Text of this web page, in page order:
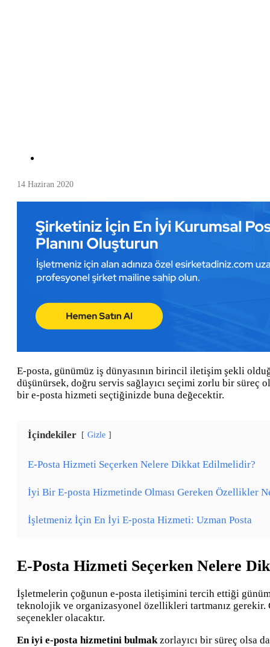
14 Haziran 2020
E-posta, günümüz iş dünyasının birincil iletişim şekli
düşünürsek, doğru servis sağlayıcı seçimi zorlu bir süreç
bir e-posta hizmeti seçtiğinizde buna değecektir.
İçindekiler Gizle
E-Posta Hizmeti Seçerken Nelere Dikkat Edilmelidir?
İyi Bir E-posta Hizmetinde Olması Gereken Özellikler
İşletmeniz İçin En İyi E-posta Hizmeti: Uzman Posta
E-Posta Hizmeti Seçerken Nelere
İşletmelerin çoğunun e-posta iletişimini tercih ettiği
teknolojik ve organizasyonel özellikleri tartmanız
seçenekler olacaktır.
En iyi e-posta hizmetini bulmakzorlayıcı bir süreç olsa